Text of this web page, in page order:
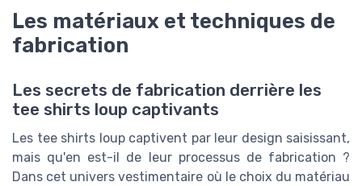
Les matériaux et techniques de
fabrication
Les secrets de fabrication derrière les
tee shirts loup captivants
Les tee shirts loup captivent par leur design saisissant,
mais qu'en est-il de leur processus de fabrication ?
Dans cet univers vestimentaire où le choix du matériau